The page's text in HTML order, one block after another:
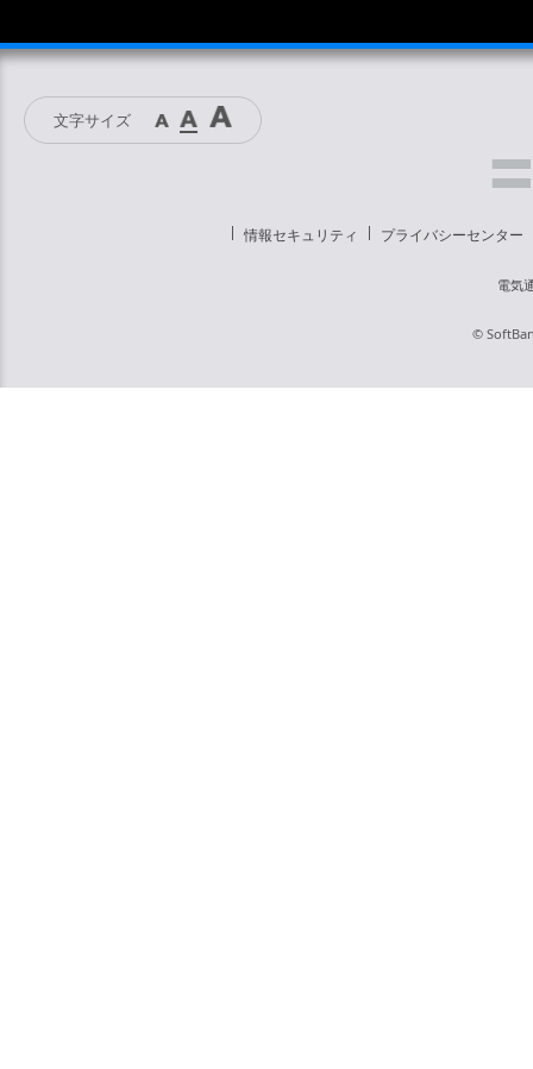
文字サイズ
情報セキュリティ プライバシーセンター
電気
©